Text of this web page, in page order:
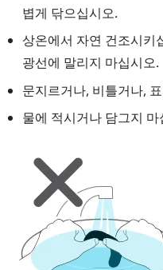
볍게 닦으십시오.
상온에서 자연 건조시키
광선에 말리지 마십시오.
문지르거나, 비틀거나,
물에 적시거나 담그지 마